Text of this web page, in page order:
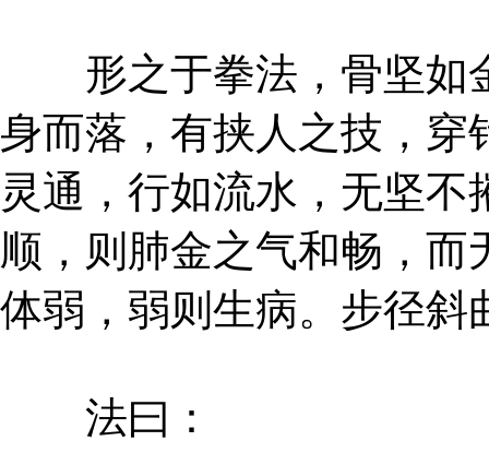
形之于拳法，骨坚如
身而落，有挟人之技，穿
灵通，行如流水，无坚
顺，则肺金之气和畅，
体弱，弱则生病。步径斜
法曰：